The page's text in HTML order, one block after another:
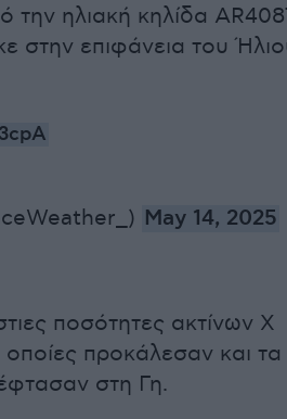
την ηλιακή κηλίδα
στην επιφάνεια του
May 14, 2025
ποσότητες ακτίνων Χ
οποίες προκάλεσαν και τα
στη Γη.